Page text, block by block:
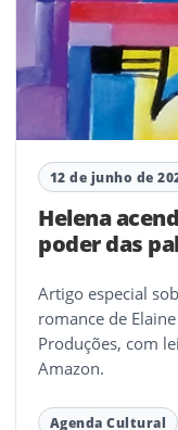
12 de junho de
Helena
poder das
Artigo especial
romance de
Produções, com
Amazon.
Agenda Cultural